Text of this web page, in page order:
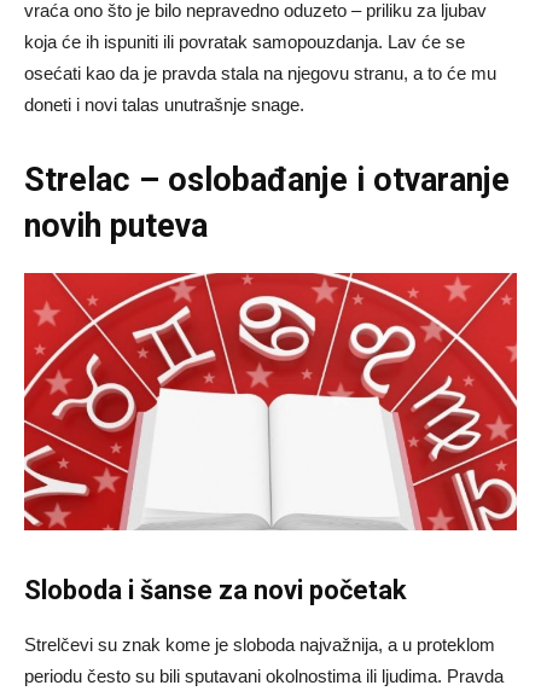
vraća ono što je bilo nepravedno oduzeto – priliku za ljubav
koja će ih ispuniti ili povratak samopouzdanja. Lav će se
osećati kao da je pravda stala na njegovu stranu, a to će mu
doneti i novi talas unutrašnje snage.
Strelac – oslobađanje i otvaranje
novih puteva
Sloboda i šanse za novi početak
Strelčevi su znak kome je sloboda najvažnija, a u proteklom
periodu često su bili sputavani okolnostima ili ljudima. Pravda